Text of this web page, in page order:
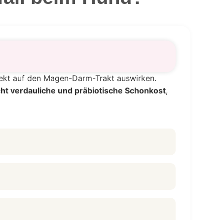
auf den Magen-Darm-Trakt auswirken.
verdauliche und präbiotische Schonkost,